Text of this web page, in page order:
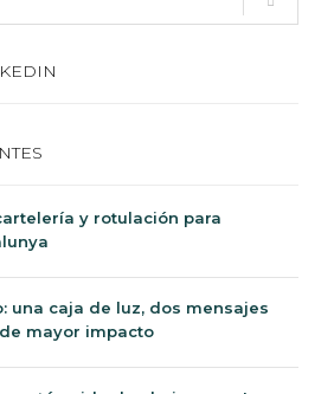
y rotulación para
una caja de luz, dos mensajes
mayor impacto